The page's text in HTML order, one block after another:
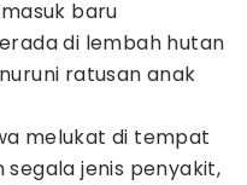
baru
di lembah hutan
ratusan anak
melukat di tempat
jenis penyakit,